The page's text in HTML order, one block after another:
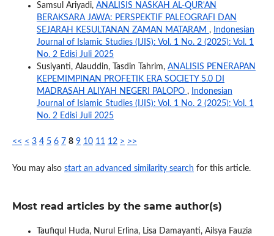
Samsul Ariyadi, ANALISIS NASKAH AL-QUR'AN
BERAKSARA JAWA: PERSPEKTIF PALEOGRAFI DAN
SEJARAH KESULTANAN ZAMAN MATARAM ,
Indonesian
Journal of Islamic Studies (IJIS): Vol. 1 No. 2 (2025): Vol. 1
No. 2 Edisi Juli 2025
Susiyanti, Alauddin, Tasdin Tahrim, ANALISIS PENERAPAN
KEPEMIMPINAN PROFETIK ERA SOCIETY 5.0 DI
MADRASAH ALIYAH NEGERI PALOPO ,
Indonesian
Journal of Islamic Studies (IJIS): Vol. 1 No. 2 (2025): Vol. 1
No. 2 Edisi Juli 2025
<< < 3 4 5 6 7 8 9 10 11 12 > >>
You may also start an advanced similarity search for this article.
Most read articles by the same author(s)
Taufiqul Huda, Nurul Erlina, Lisa Damayanti, Ailsya Fauzia